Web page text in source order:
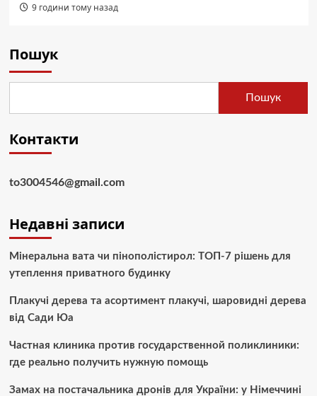
9 години тому назад
Пошук
Пошук
Контакти
to3004546@gmail.com
Недавні записи
Мінеральна вата чи пінополістирол: ТОП-7 рішень для
утеплення приватного будинку
Плакучі дерева та асортимент плакучі, шаровидні дерева
від Сади Юа
Частная клиника против государственной поликлиники:
где реально получить нужную помощь
Замах на постачальника дронів для України: у Німеччині